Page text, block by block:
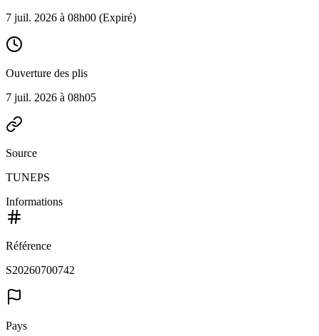
7 juil. 2026 à 08h00 (Expiré)
Ouverture des plis
7 juil. 2026 à 08h05
Source
TUNEPS
Informations
Référence
S20260700742
Pays